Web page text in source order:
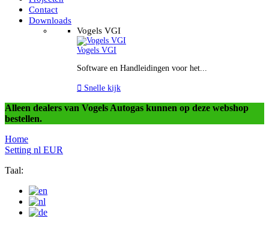
Contact
Downloads
Vogels VGI
Vogels VGI
Software en Handleidingen voor het...
 Snelle kijk
Alleen dealers van Vogels Autogas kunnen op deze webshop
bestellen.
Home
Setting nl EUR
Taal: